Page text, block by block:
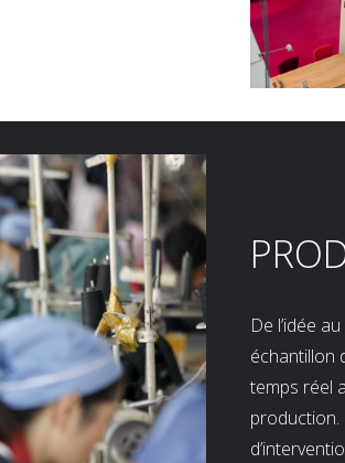
De l’idée
échantillon
temps réel
production.